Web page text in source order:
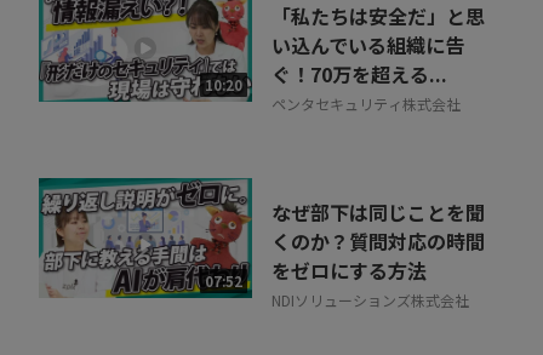
10:20
「私たちは安全だ」と思
い込んでいる組織に告
ぐ！70万を超える...
ペンタセキュリティ株式会社
07:52
なぜ部下は同じことを聞
くのか？質問対応の時間
をゼロにする方法
NDIソリューションズ株式会社